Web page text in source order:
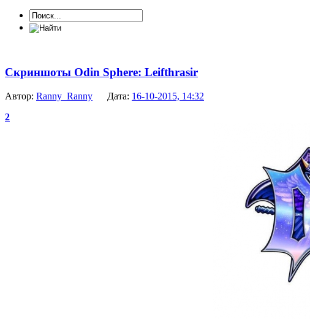
Скриншоты Odin Sphere: Leifthrasir
Автор: Ranny_Ranny Дата: 16-10-2015, 14:32
2